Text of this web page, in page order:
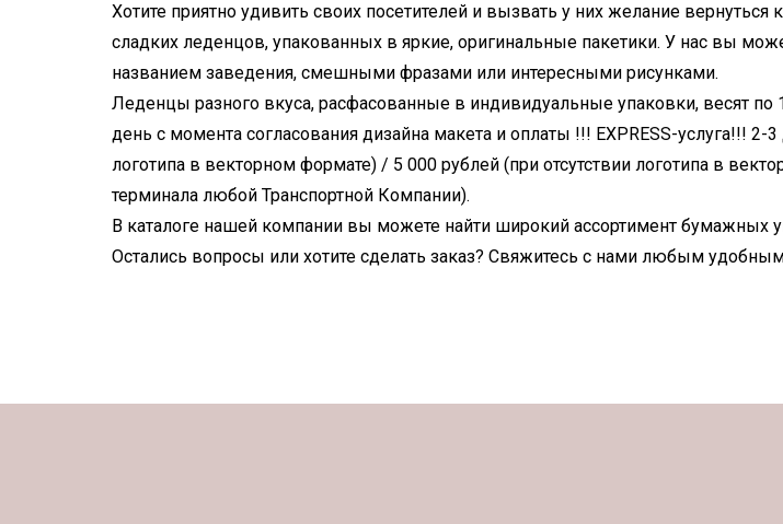
Хотите приятно удивить своих посетителей и вызвать у них желание
сладких леденцов, упакованных в яркие, оригинальные пакетики. У нас вы
названием заведения, смешными фразами или интересными рисунками.
Леденцы разного вкуса, расфасованные в индивидуальные упаковки, весят
день с момента согласования дизайна макета и оплаты !!! EXPRESS-услуга!!!
логотипа в векторном формате) / 5 000 рублей (при отсутствии логотипа в
терминала любой Транспортной Компании).
В каталоге нашей компании вы можете найти широкий ассортимент бумажных
Остались вопросы или хотите сделать заказ? Свяжитесь с нами любым